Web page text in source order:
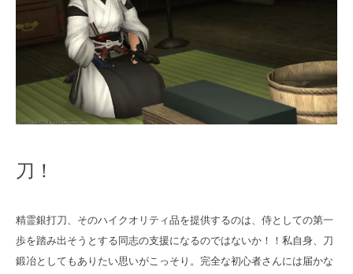
刀！
精霊銀打刀、そのハイクオリティ品を提供するのは、侍としての第一
歩を踏み出そうとする同志の支援になるのではないか！！私自身、刀
鍛冶としてもありたい思いがこっそり。完全な初心者さんには届かな